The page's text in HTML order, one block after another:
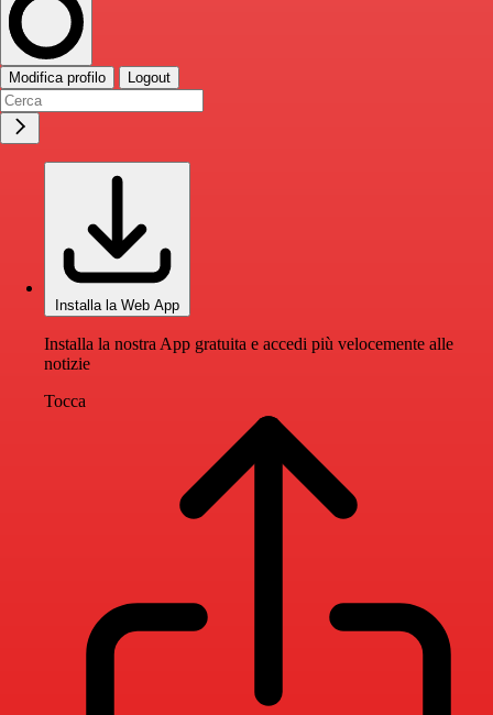
Modifica profilo Logout
Installa la Web App
Installa la nostra App gratuita e accedi più velocemente alle
notizie
Tocca